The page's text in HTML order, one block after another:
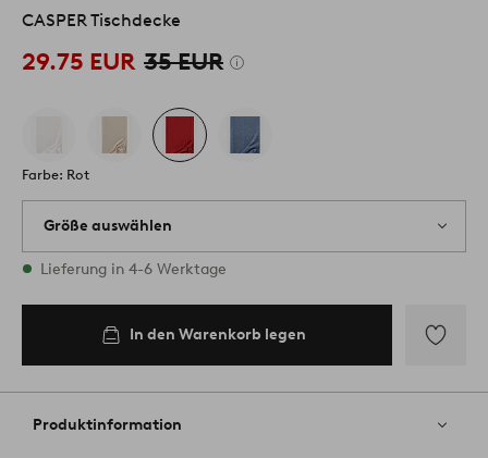
CASPER Tischdecke
29.75 EUR 35 EUR
Farbe: Rot
Größe auswählen
3 Größen vorrätig
Lieferung in 4-6 Werktage
In den
In den Warenkorb legen
Favoriten
Produktinformation